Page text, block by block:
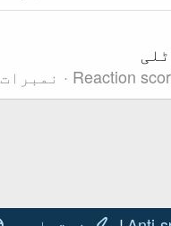
Reaction نمبرات